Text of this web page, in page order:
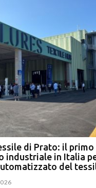
di Prato: il primo
industriale in Italia
del